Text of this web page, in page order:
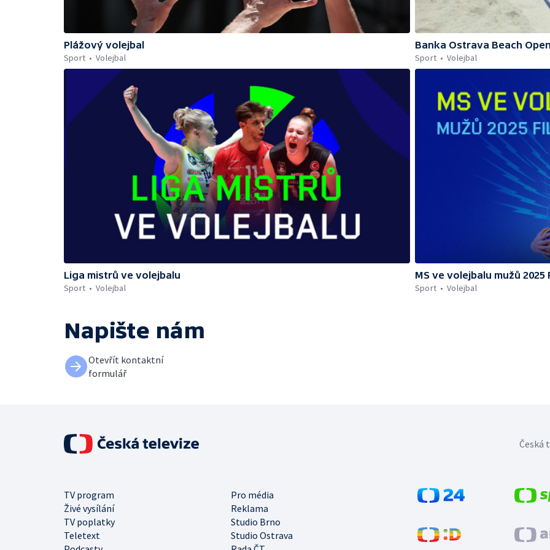
Plážový volejbal
Sport
Volejbal
Banka Ostrava Beach
Sport
Volejbal
Liga mistrů ve volejbalu
Sport
Volejbal
MS ve volejbalu mužů 2025
Sport
Volejbal
Napište nám
Otevřít kontaktní
formulář
TV program
Pro média
Živé vysílání
Reklama
TV poplatky
Studio Brno
Teletext
Studio Ostrava
Česká